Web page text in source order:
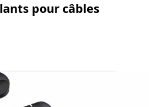
pour câbles